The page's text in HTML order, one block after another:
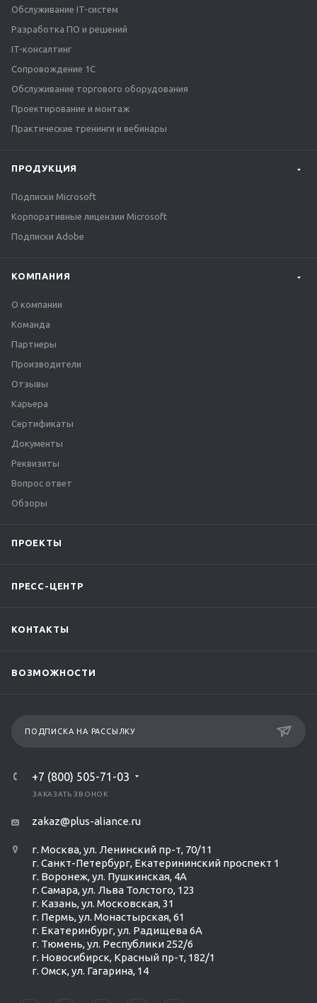
Обслуживание IT-систем
Разработка ПО и решений
IT-консалтинг
Сопровождение 1С
Обслуживание торгового оборудования
Проектирование и монтаж
Практические тренинги и вебинары
ПРОДУКЦИЯ
Подписки Microsoft
Корпоративные лицензии Microsoft
Подписки Adobe
КОМПАНИЯ
О компании
Команда
Партнеры
Производители
Отзывы
Карьера
Сертификаты
Документы
Реквизиты
Вопрос ответ
Обзоры
ПРОЕКТЫ
ПРЕСС-ЦЕНТР
КОНТАКТЫ
ВОЗМОЖНОСТИ
ПОДПИСКА НА РАССЫЛКУ
+7 (800) 505-71-03
ЗАКАЗАТЬ ЗВОНОК
zakaz@plus-aliance.ru
г. Москва, ул. Ленинский пр-т, 70/11
г. Санкт-Петербург, Екатерининский проспект 1
г. Воронеж, ул. Пушкинская, 4А
г. Самара, ул. Льва Толстого, 123
г. Казань, ул. Московская, 31
г. Пермь, ул. Монастырская, 61
г. Екатеринбург, ул. Радищева 6А
г. Тюмень, ул. Республики 252/6
г. Новосибирск, Красный пр-т, 182/1
г. Омск, ул. ​Гагарина, 14